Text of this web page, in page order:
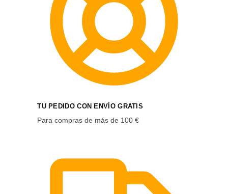
TU PEDIDO CON ENVÍO GRATIS
Para compras de más de 100 €